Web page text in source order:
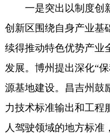
一是突出以制度创
创新区围绕自身产业基
续得推动特色优势产业
发展。博州提出深化“
源基地建设。昌吉州鼓
力技术标准输出和工程
人驾驶领域的地方标准